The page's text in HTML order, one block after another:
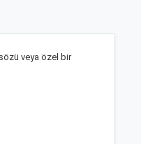
veya özel bir